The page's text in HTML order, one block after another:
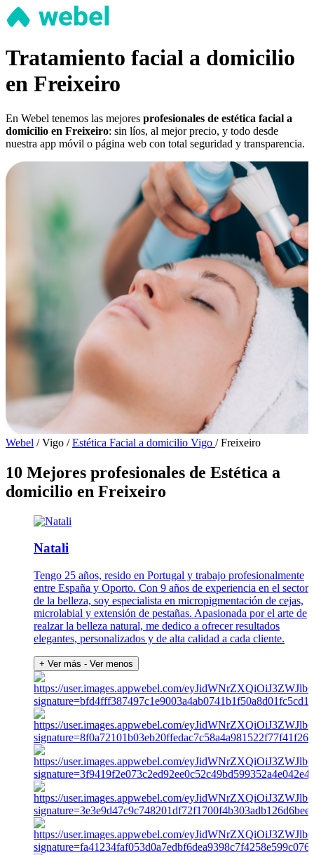
Tratamiento facial a domicilio
en Freixeiro
En Webel tenemos las mejores profesionales de estética facial a
domicilio en Freixeiro: sin líos, al mejor precio, y todo desde
nuestra app móvil o página web con total seguridad y transparencia.
Webel / Vigo / Estética Facial a domicilio Vigo / Freixeiro
10 Mejores profesionales de Estética a
domicilio en Freixeiro
Natali
Tengo 25 años, resido en Portugal y trabajo profesionalmente
entre España y Oporto. Con 9 años de experiencia en el sector
de la belleza, soy especialista en micropigmentación de cejas,
microlabial y extensión de pestañas. Apasionada por el arte de
realzar la belleza natural, me dedico a ofrecer resultados
elegantes, personalizados y de alta calidad a cada cliente.
+ Ver más - Ver menos